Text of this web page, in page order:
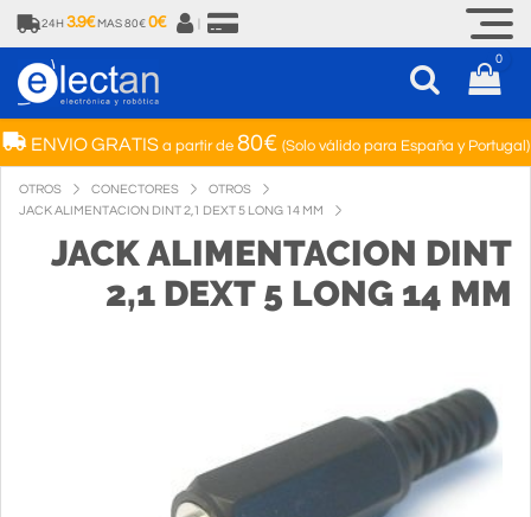
24H 3.9€ MAS 80€ 0€
0
ENVIO GRATISa partir de 80€ (Solo válido para España y Portugal)
OTROS CONECTORES
OTROS
JACK ALIMENTACION DINT 2,1 DEXT 5 LONG 14 MM
JACK ALIMENTACION DINT
2,1 DEXT 5 LONG 14 MM